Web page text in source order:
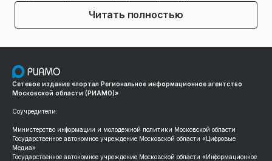
Читать полностью
Сетевое издание «портал Региональное информационное агентство
Московской области (РИАМО)»
Соучредители:
Министерство информации и молодежной политики Московской области
Государственное автономное учреждение Московской области «Цифровые
Медиа»
Государственное автономное учреждение Московской области «Информационное